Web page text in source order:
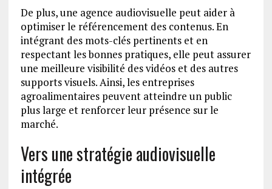
De plus, une agence audiovisuelle peut aider à
optimiser le référencement des contenus. En
intégrant des mots-clés pertinents et en
respectant les bonnes pratiques, elle peut assurer
une meilleure visibilité des vidéos et des autres
supports visuels. Ainsi, les entreprises
agroalimentaires peuvent atteindre un public
plus large et renforcer leur présence sur le
marché.
Vers une stratégie audiovisuelle
intégrée